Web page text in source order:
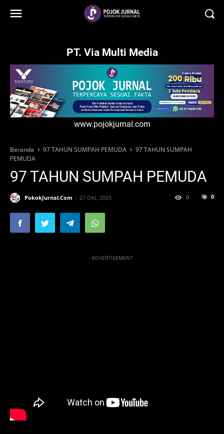
PT. Via Multi Media
www.pojokjurnal.com
Beranda 97 TAHUN SUMPAH PEMUDA
97 TAHUN SUMPAH
PEMUDA
97 TAHUN SUMPAH PEMUDA
PokokJurnal.Com 27 Okt, 2025 0
0
ADVERTISEMENT